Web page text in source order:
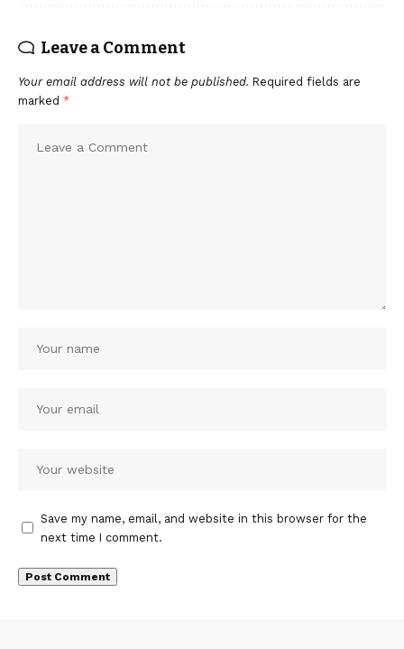
Leave a Comment
Your email address will not be published. Required fields are
marked *
Save my name, email, and website in this browser for the
next time I comment.